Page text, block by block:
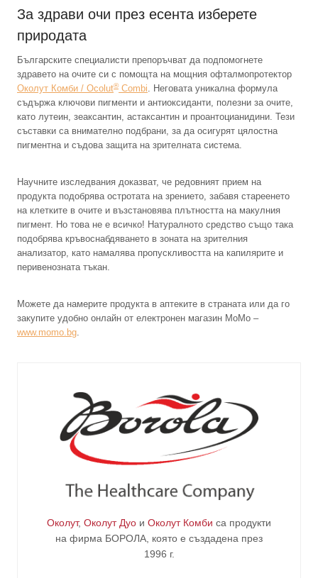
За здрави очи през есента изберете
природата
Българските специалисти препоръчват да подпомогнете
здравето на очите си с помощта на мощния офталмопротектор
Околут Комби / Ocolut®Combi . Неговата уникална формула
съдържа ключови пигменти и антиоксиданти, полезни за очите,
като лутеин, зеаксантин, астаксантин и проантоцианидини. Тези
съставки са внимателно подбрани, за да осигурят цялостна
пигментна и съдова защита на зрителната система.
Научните изследвания доказват, че редовният прием на
продукта подобрява остротата на зрението, забавя стареенето
на клетките в очите и възстановява плътността на макулния
пигмент. Но това не е всичко! Натуралното средство също така
подобрява кръвоснабдяването в зоната на зрителния
анализатор, като намалява пропускливостта на капилярите и
перивенозната тъкан.
Можете да намерите продукта в аптеките в страната или да го
закупите удобно онлайн от електронен магазин МоМо –
www.momo.bg
Околут, Околут Дуо и Околут Комби са продукти
на фирма БОРОЛА , която е създадена през
1996 г.